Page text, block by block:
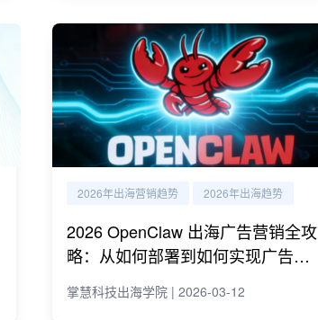
2026年出海营销趋势 2026年出海趋势
2026 OpenClaw 出海广告营销全攻
略：从如何部署到如何实现广告营
掌慧科技出海学院 | 2026-03-12